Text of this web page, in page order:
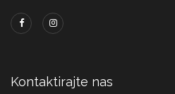
Kontaktirajte nas